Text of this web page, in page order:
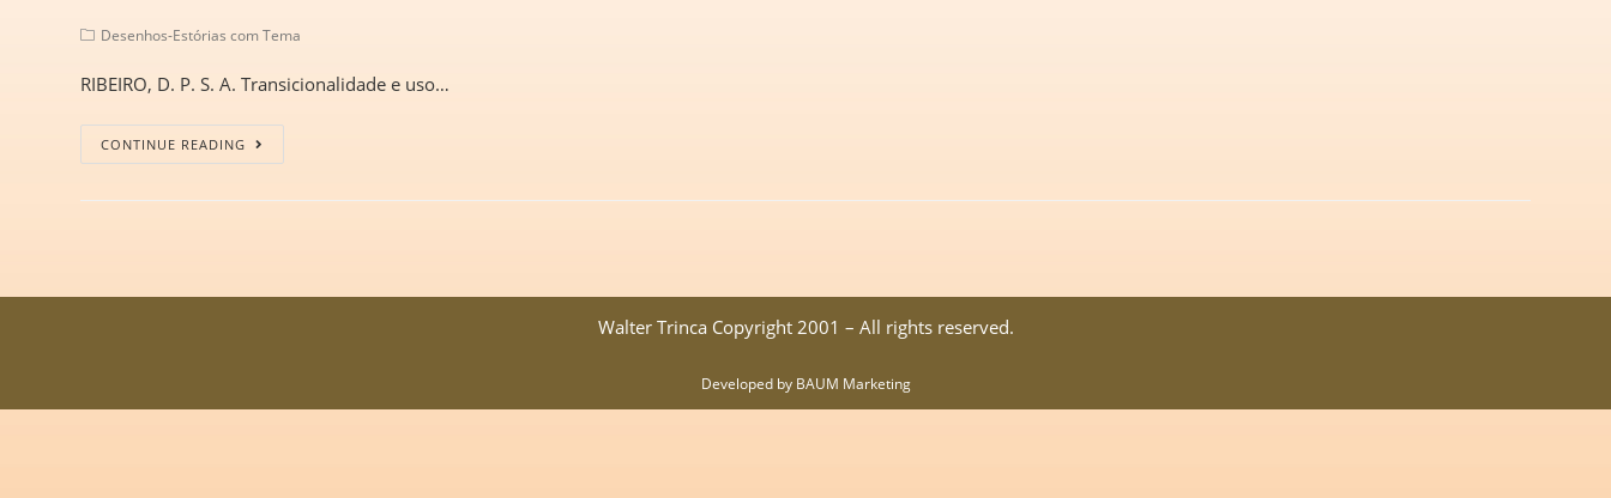
Desenhos-Estórias com Tema
RIBEIRO, D. P. S. A. Transicionalidade e uso…
CONTINUE READING
Walter Trinca Copyright 2001 – All rights reserved.
Developed by BAUM Marketing